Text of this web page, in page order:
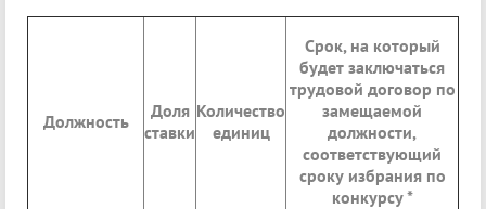
Должность
Доля
ставки
Количество
единиц
Срок, на который
будет заключаться
трудовой договор по
замещаемой
должности,
соответствующий
сроку избрания по
конкурсу *